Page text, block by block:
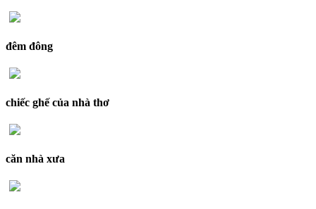
đêm đông
chiếc ghế của nhà thơ
căn nhà xưa